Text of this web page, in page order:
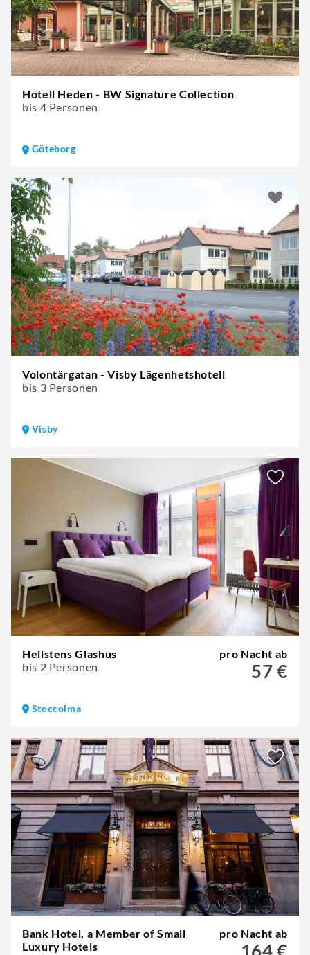
Hotell Heden - BW Signature Collection
bis 4 Personen
Göteborg
Volontärgatan - Visby Lägenhetshotell
bis 3 Personen
Visby
Hellstens Glashus
bis 2 Personen
pro Nacht ab
57 €
Stoccolma
Bank Hotel, a Member of Small
Luxury Hotels
pro Nacht ab